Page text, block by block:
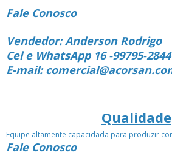
Fale Conosco
Vendedor: Anderson Rodrigo
Cel e WhatsApp 16 -99795-2844
E-mail:
Qualidade
Equipe altamente capacidada para produzir
Fale Conosco